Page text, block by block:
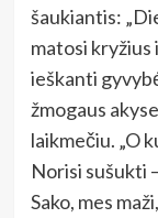
šaukiantis:
matosi
ieškanti
žmogaus
laikmečiu. „O
Norisi sušukti
Sako, mes